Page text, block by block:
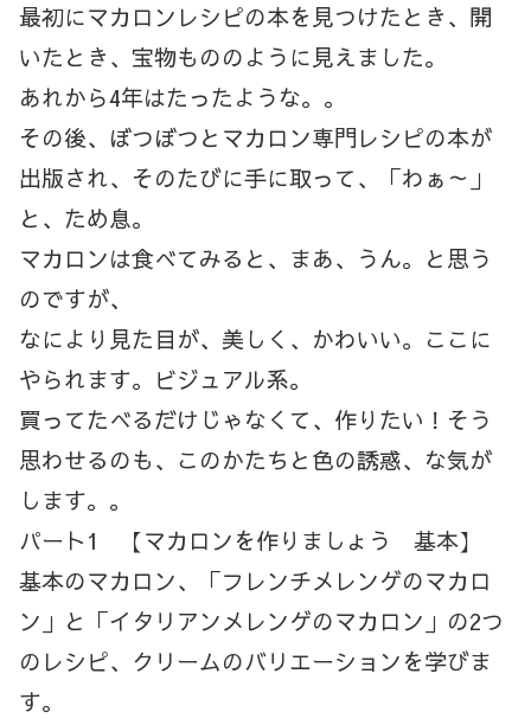
最初にマカロンレシピの本を見つけたとき、開
いたとき、宝物もののように見えました。
あれから4年はたったような。。
その後、ぼつぼつとマカロン専門レシピの本が
出版され、そのたびに手に取って、「わぁ～」
と、ため息。
マカロンは食べてみると、まあ、うん。と思う
のですが、
なにより見た目が、美しく、かわいい。ここに
やられます。ビジュアル系。
買ってたべるだけじゃなくて、作りたい！そう
思わせるのも、このかたちと色の誘惑、な気が
します。。
パート1 【マカロンを作りましょう 基本】
基本のマカロン、「フレンチメレンゲのマカロ
ン」と「イタリアンメレンゲのマカロン」の2つ
のレシピ、クリームのバリエーションを学びま
す。